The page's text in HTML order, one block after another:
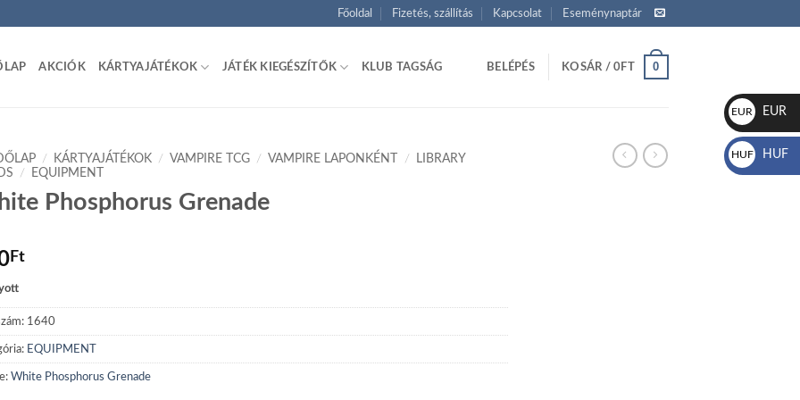
Főoldal Fizetés, szállítás Kapcsolat Eseménynaptár
AKCIÓK KÁRTYAJÁTÉKOK JÁTÉK KIEGÉSZÍTŐK KLUB TAGSÁG BELÉPÉS KOSÁR /0FT 0
/ KÁRTYAJÁTÉKOK / VAMPIRE TCG / VAMPIRE LAPONKÉNT /
LIBRARY
/ EQUIPMENT
Phosphorus Grenade
Ft
1640
EQUIPMENT
White Phosphorus Grenade
EUR
€
EUR
HUF
Ft
HUF